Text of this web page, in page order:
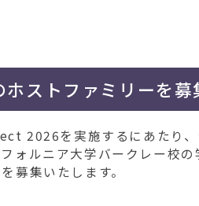
ストファミリーを募
2026を実施するにあたり、
ォルニア大学バークレー校
募集いたします。